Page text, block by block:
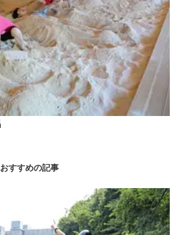
すすめの記事